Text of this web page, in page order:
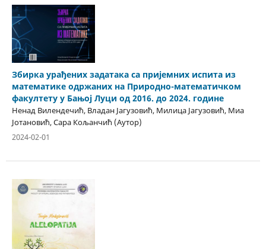
Збирка урађених задатака са пријемних испита из
математике одржаних на Природно-математичком
факултету у Бањој Луци од 2016. до 2024. године
Ненад Вилендечић, Владан Јагузовић, Милица Јагузовић, Миа
Јотановић, Сара Кољанчић (Аутор)
2024-02-01